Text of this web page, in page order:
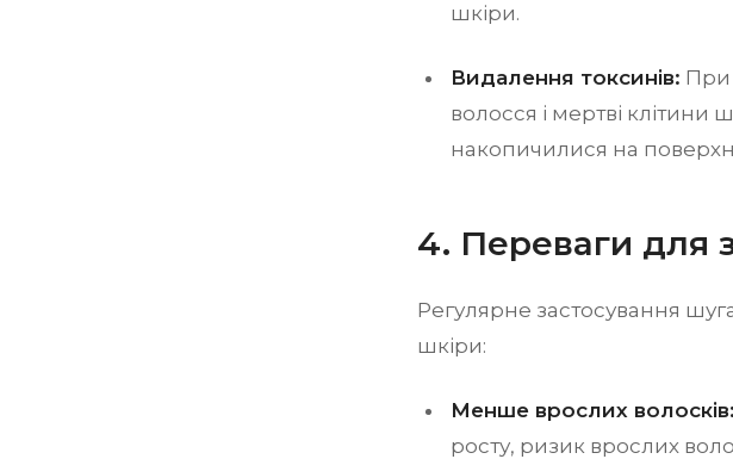
шкіри.
Видалення токсинів: При
волосся і мертві
накопичилися на
4. Переваги для
Регулярне застосування
шкіри:
Менше врослих волосків:
росту, ризик врослих